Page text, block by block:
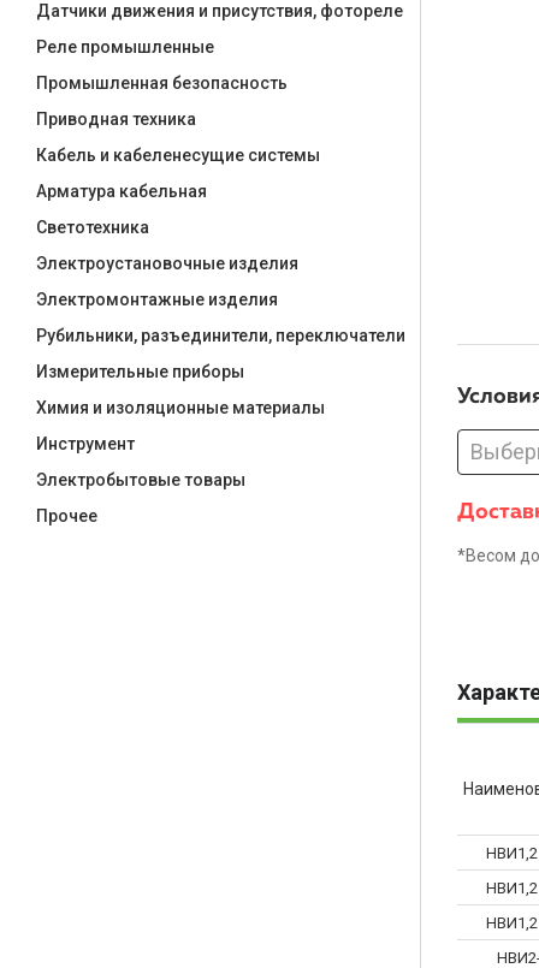
*Весом до
Датчики движения и присутствия, фотореле
Реле промышленные
Промышленная безопасность
Приводная техника
Кабель и кабеленесущие системы
Арматура кабельная
Светотехника
Электроустановочные изделия
Электромонтажные изделия
Рубильники, разъединители, переключатели
Измерительные приборы
Химия и изоляционные материалы
Инструмент
Электробытовые товары
Прочее